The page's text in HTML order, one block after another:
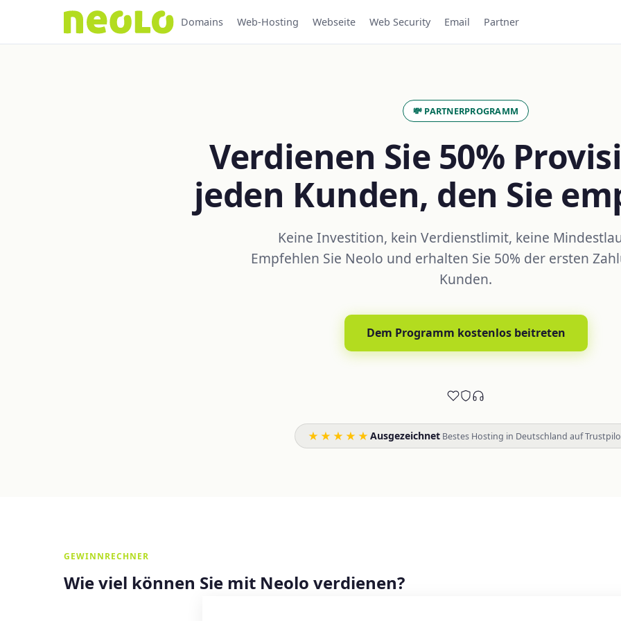
Domains Web-Hosting Webseite Web Security Email Partner
💸 PARTNERPROGRAMM
Verdienen Sie 50%
jeden Kunden, den Sie
Keine Investition, kein Verdienstlimit, keine
Empfehlen Sie Neolo und erhalten Sie 50% der ersten
Kunden.
Dem Programm kostenlos beitreten
★★★★★ Ausgezeichnet· Bestes Hosting in Deutschland auf
GEWINNRECHNER
Wie viel können Sie mit Neolo verdienen?